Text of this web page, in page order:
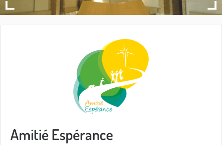
Amitié Espérance